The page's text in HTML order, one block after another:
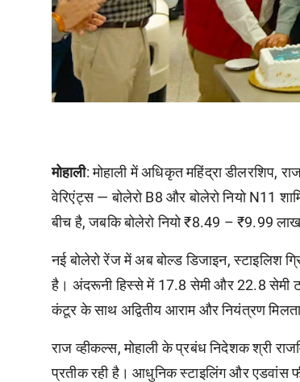
मोहाली: मोहाली में अधिकृत महिंद्रा डीलरशिप,
वेरिएंट्स — बोलेरो B8 और बोलेरो नियो N11
बीच है, जबकि बोलेरो नियो ₹8.49 – ₹9.99
नई बोलेरो रेंज में अब बोल्ड डिजाइन, स्टाइलिश
है। अंदरूनी हिस्से में 17.8 सेमी और 22.8 सेमी
कंटूर के साथ अद्वितीय आराम और नियंत्रण
राज व्हीकल्स, मोहाली के प्रबंध निदेशक श्री
प्रतीक रही है। आधुनिक स्टाइलिंग और एडवांस